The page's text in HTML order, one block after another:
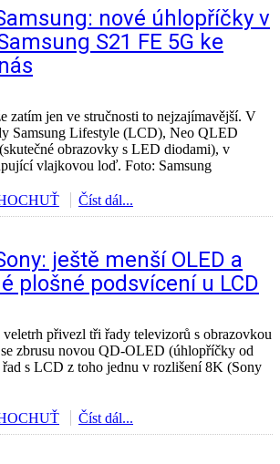
nové úhlopříčky v
S21 FE 5G ke
zatím jen ve stručnosti to nejzajímavější. V
Samsung Lifestyle (LCD), Neo QLED
obrazovky s LED diodami), v
vlajkovou loď. Foto: Samsung
Číst dál...
ještě menší OLED a
plošné podsvícení u LCD
přivezl tři řady televizorů s obrazovkou
zbrusu novou QD-OLED (úhlopříčky od
s LCD z toho jednu v rozlišení 8K (Sony
Číst dál...